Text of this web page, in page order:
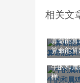
相关文
算命能
算命能
牛的属
牛的和
样